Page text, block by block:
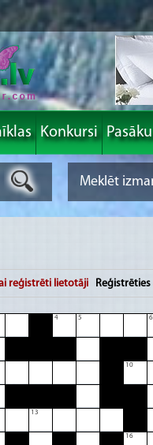
Konkursi
reģistrēti lietotāji Reģistrēties
4 5 6
10
13
16